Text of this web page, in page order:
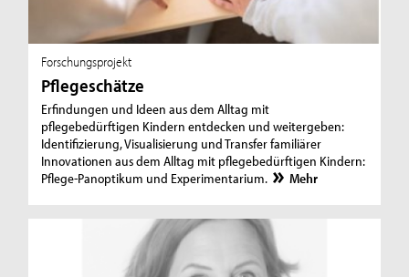
Forschungsprojekt
Pflegeschätze
Erfindungen und Ideen aus dem Alltag mit
pflegebedürftigen Kindern entdecken und weitergeben:
Identifizierung, Visualisierung und Transfer familiärer
Innovationen aus dem Alltag mit pflegebedürftigen Kindern:
Pflege-Panoptikum und Experimentarium.
Mehr